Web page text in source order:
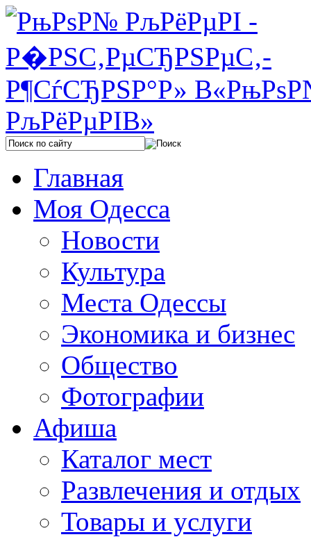
Главная
Моя Одесса
Новости
Культура
Места Одессы
Экономика и бизнес
Общество
Фотографии
Афиша
Каталог мест
Развлечения и отдых
Товары и услуги